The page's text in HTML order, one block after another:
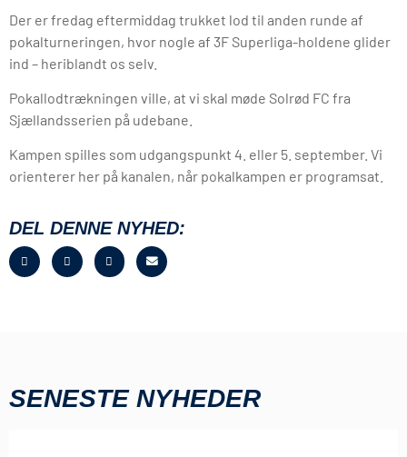
Der er fredag eftermiddag trukket lod til anden runde af
pokalturneringen, hvor nogle af 3F Superliga-holdene glider
ind – heriblandt os selv.
Pokallodtrækningen ville, at vi skal møde Solrød FC fra
Sjællandsserien på udebane.
Kampen spilles som udgangspunkt 4. eller 5. september. Vi
orienterer her på kanalen, når pokalkampen er programsat.
DEL DENNE NYHED:
SENESTE NYHEDER